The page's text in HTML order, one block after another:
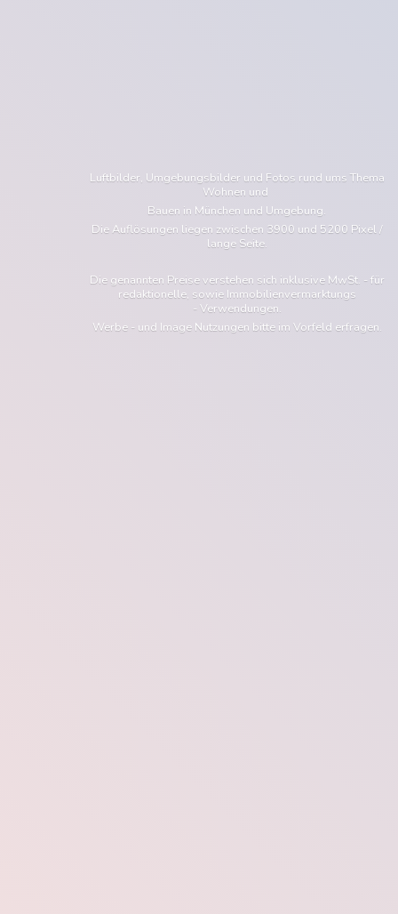
Luftbilder, Umgebungsbilder und Fotos rund ums Thema
Wohnen und
Bauen in München und Umgebung.
Die Auflösungen liegen zwischen 3900 und 5200 Pixel /
lange Seite.
Die genannten Preise verstehen sich inklusive MwSt. - für
redaktionelle, sowie Immobilienvermarktungs
- Verwendungen.
Werbe - und Image Nutzungen bitte im Vorfeld erfragen.